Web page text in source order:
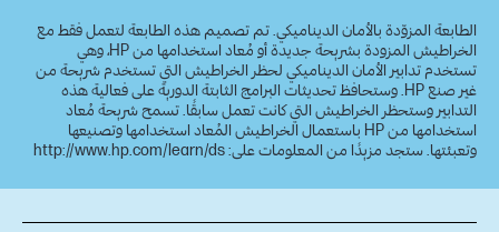
الطابعة المزوّدة بالأمان الديناميكي. تم تصميم هذه الطابعة لتعمل فقط مع
الخراطيش المزودة بشريحة جديدة أو مُعاد استخدامها من HP، وهي
تستخدم تدابير الأمان الديناميكي لحظر الخراطيش التي تستخدم شريحة من
غير صنع HP. وستحافظ تحديثات البرامج الثابتة الدورية على فعالية هذه
التدابير وستحظر الخراطيش التي كانت تعمل سابقًا. تسمح شريحة مُعاد
استخدامها من HP باستعمال الخراطيش المُعاد استخدامها وتصنيعها
وتعبئتها. ستجد مزيدًا من المعلومات على: http://www.hp.com/learn/ds